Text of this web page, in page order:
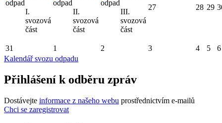
odpad
I.
svozová
část
odpad
II.
svozová
část
odpad
III.
svozová
část
27 28 29
31 1 2 3 4 5
6
Kalendář svozu odpadu
Přihlášení k odběru zpráv
Dostávejte informace z našeho webu prostřednictvím e-mailů
Chci se zaregistrovat